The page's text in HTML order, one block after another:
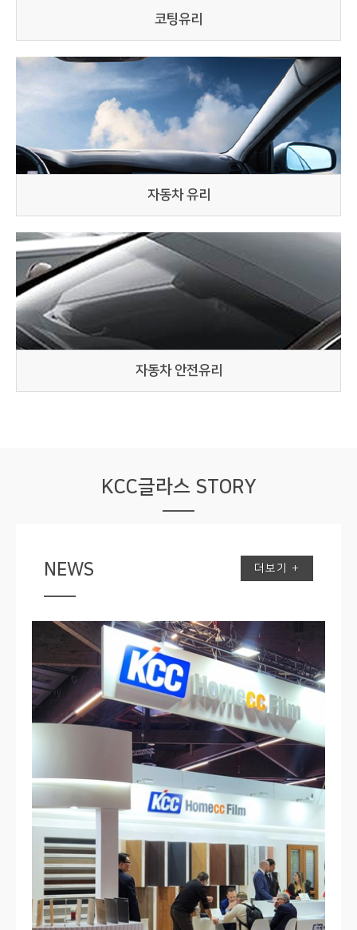
코팅유리
자동차 유리
자동차 안전유리
KCC글라스 STORY
NEWS 더보기 +